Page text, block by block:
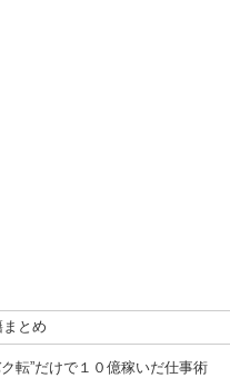
とめ
転”だけで１０億稼いだ仕事術